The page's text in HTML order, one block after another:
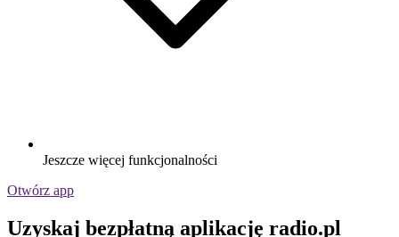
Jeszcze więcej funkcjonalności
Otwórz app
Uzyskaj bezpłatną aplikację radio.pl